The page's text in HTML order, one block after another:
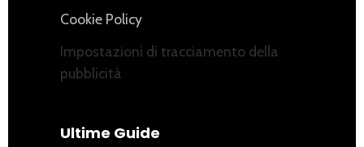
Cookie Policy
Impostazioni di tracciamento della
pubblicità
Ultime Guide